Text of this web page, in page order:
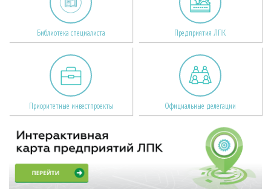
Библиотека специалиста Предприятия ЛПК
Приоритетные инвестпроекты Официальные делегации